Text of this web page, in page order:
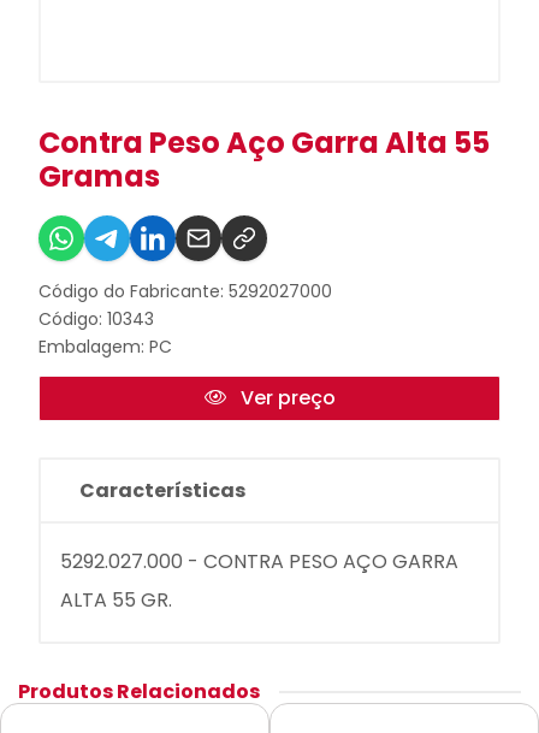
Contra Peso Aço Garra Alta 55
Gramas
Código do Fabricante: 5292027000
Código: 10343
Embalagem: PC
Ver preço
Características
5292.027.000 - CONTRA PESO AÇO GARRA
ALTA 55 GR.
Produtos Relacionados